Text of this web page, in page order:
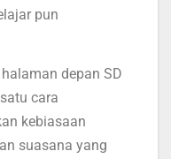
pun
depan SD
cara
kebiasaan
suasana yang